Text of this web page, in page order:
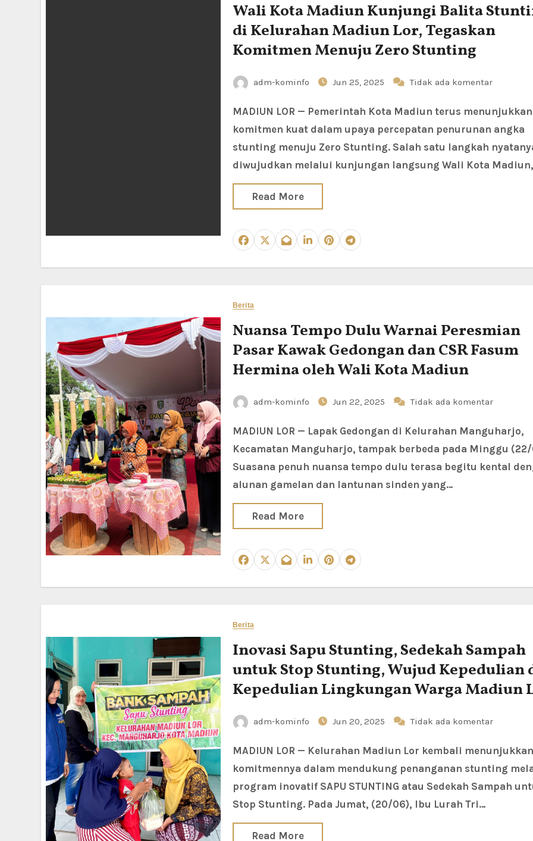
Wali Kota Madiun Kunjungi Balita
di Kelurahan Madiun Lor, Tegaskan
Komitmen Menuju Zero Stunting
adm-kominfo Jun 25, 2025 Tidak ada komentar
MADIUN LOR — Pemerintah Kota Madiun terus menunjukkan
komitmen kuat dalam upaya percepatan penurunan angka
stunting menuju Zero Stunting. Salah satu langkah
diwujudkan melalui kunjungan langsung Wali Kota
Read More
Berita
Nuansa Tempo Dulu Warnai Peresmian
Pasar Kawak Gedongan dan CSR Fasum
Hermina oleh Wali Kota Madiun
adm-kominfo Jun 22, 2025 Tidak ada komentar
MADIUN LOR — Lapak Gedongan di Kelurahan Manguharjo,
Kecamatan Manguharjo, tampak berbeda pada Minggu
Suasana penuh nuansa tempo dulu terasa begitu kental
alunan gamelan dan lantunan sinden yang…
Read More
Berita
Inovasi Sapu Stunting, Sedekah Sampah
untuk Stop Stunting, Wujud Kepedulian
Kepedulian Lingkungan Warga Madiun
adm-kominfo Jun 20, 2025 Tidak ada komentar
MADIUN LOR — Kelurahan Madiun Lor kembali menunjukkan
komitmennya dalam mendukung penanganan stunting
program inovatif SAPU STUNTING atau Sedekah Sampah
Stop Stunting. Pada Jumat, (20/06), Ibu Lurah Tri…
Read More